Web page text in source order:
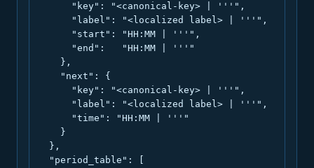
      "key": "<canonical-key> | '''",
      "label": "<localized label> | '''",
      "start": "HH:MM | '''",
      "end":   "HH:MM | '''"
    },
    "next": {
      "key": "<canonical-key> | '''",
      "label": "<localized label> | '''",
      "time": "HH:MM | '''"
    }
  },
  "period_table": [